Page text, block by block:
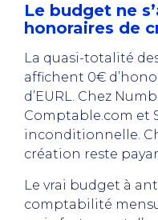
Le budget ne
honoraires de
La quasi-totalité
affichent 0€
d’EURL. Chez
Comptable.com et
inconditionnelle.
création reste
Le vrai budget à
comptabilité